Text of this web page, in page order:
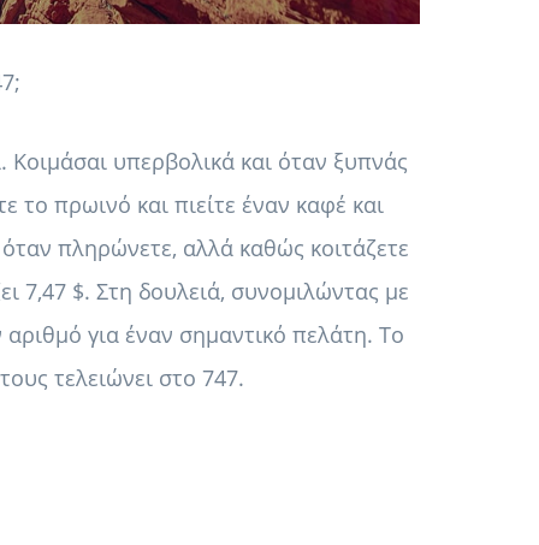
υπερβολικά και όταν ξυπνάς
το πρωινό και πιείτε έναν καφέ και
πληρώνετε, αλλά καθώς κοιτάζετε
7,47 $. Στη δουλειά, συνομιλώντας με
για έναν σημαντικό πελάτη. Το
τελειώνει στο 747.